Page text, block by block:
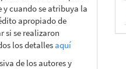
cuando se atribuya la
apropiado de
si se realizaron
los detallesaquí
de los autores y